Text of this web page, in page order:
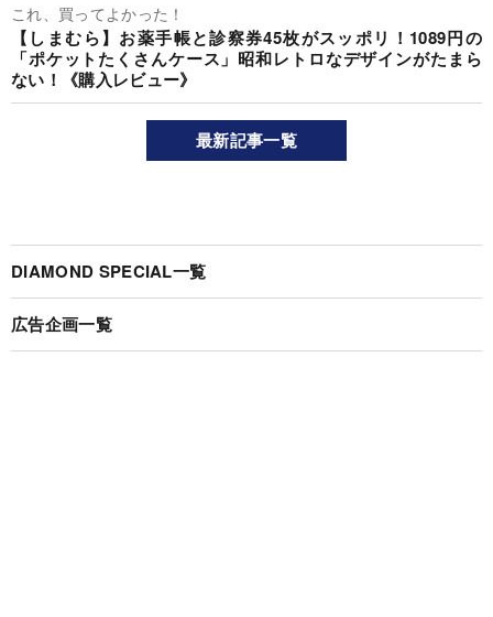
これ、買ってよかった！
【しまむら】お薬手帳と診察券45枚がスッポリ！1089円の
「ポケットたくさんケース」昭和レトロなデザインがたまら
ない！《購入レビュー》
最新記事一覧
DIAMOND SPECIAL一覧
広告企画一覧